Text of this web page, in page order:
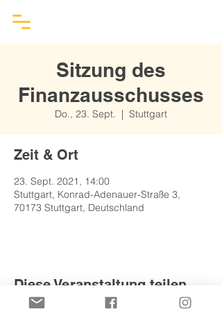
Sitzung des
Finanzausschusses
Do., 23. Sept.
  |
Stuttgart
Zeit & Ort
23. Sept. 2021, 14:00
Stuttgart, Konrad-Adenauer-Straße 3,
70173 Stuttgart, Deutschland
Diese Veranstaltung teilen